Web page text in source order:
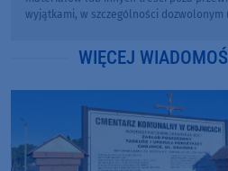
wyjątkami, w szczególności dozwolonym
WIĘCEJ